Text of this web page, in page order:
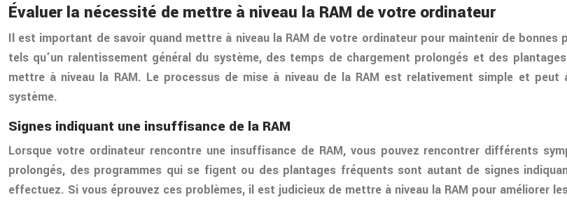
Évaluer la nécessité de mettre à niveau la RAM de votre ordinateur
Il est important de savoir quand mettre à niveau la RAM de votre ordinateur pour maintenir de
tels qu’un ralentissement général du système, des temps de chargement prolongés et des
mettre à niveau la RAM. Le processus de mise à niveau de la RAM est relativement simple et
système.
Signes indiquant une insuffisance de la RAM
Lorsque votre ordinateur rencontre une insuffisance de RAM, vous pouvez rencontrer différents
prolongés, des programmes qui se figent ou des plantages fréquents sont autant de signes
effectuez. Si vous éprouvez ces problèmes, il est judicieux de mettre à niveau la RAM pour améliorer